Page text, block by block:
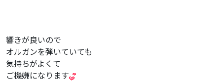
響きが良いので
オルガンを弾いていても
気持ちがよくて
ご機嫌になります